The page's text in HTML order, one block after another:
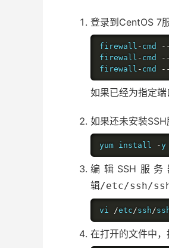
登录到CentOS 7
firewall - cmd --
firewall - cmd --
firewall - cmd --
如果已经为指定端
如果还未安装SSH
yum install -y
编辑SSH服
辑/etc/ssh/
vi /etc /ssh /
在打开的文件中